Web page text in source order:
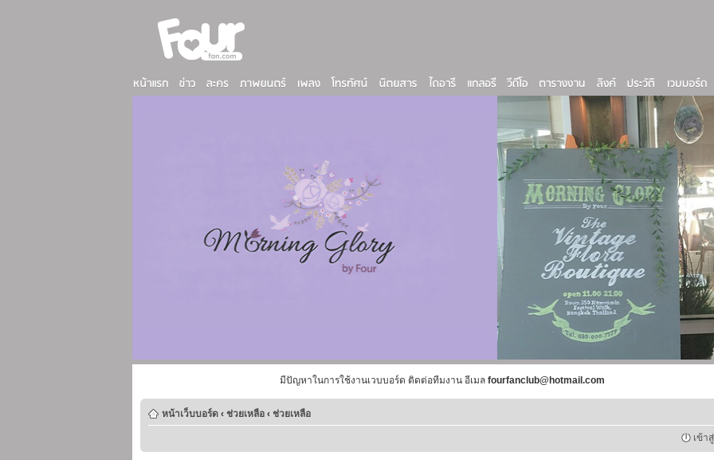
มีปัญหาในการใช้งานเวบบอร์ด ติดต่อทีมงาน อีเมล fourfanclub@hotmail.com
หน้าเว็บบอร์ด ‹ ช่วยเหลือ ‹ ช่วยเหลือ
เข้า